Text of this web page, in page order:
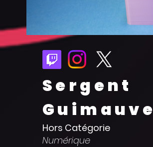
Sergent
Guimauve
Hors Catégorie
Numérique